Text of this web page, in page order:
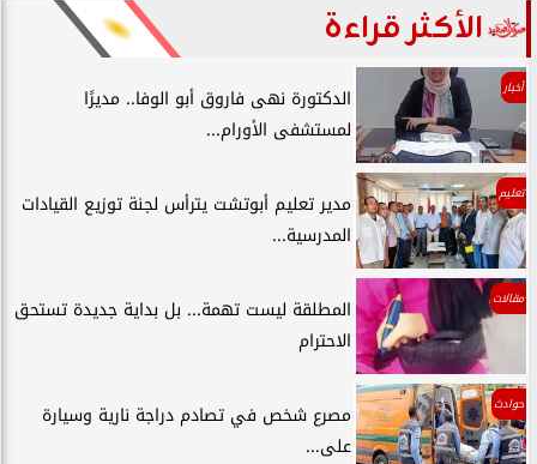
الأكثر قراءة
أخبار
الدكتورة نهى فاروق أبو الوفا.. مديرًا
لمستشفى الأورام...
تعليم
مدير تعليم أبوتشت يترأس لجنة توزيع القيادات
المدرسية...
مقالات
المطلقة ليست تهمة... بل بداية جديدة تستحق
الاحترام
حوادث
مصرع شخص في تصادم دراجة نارية وسيارة
على...